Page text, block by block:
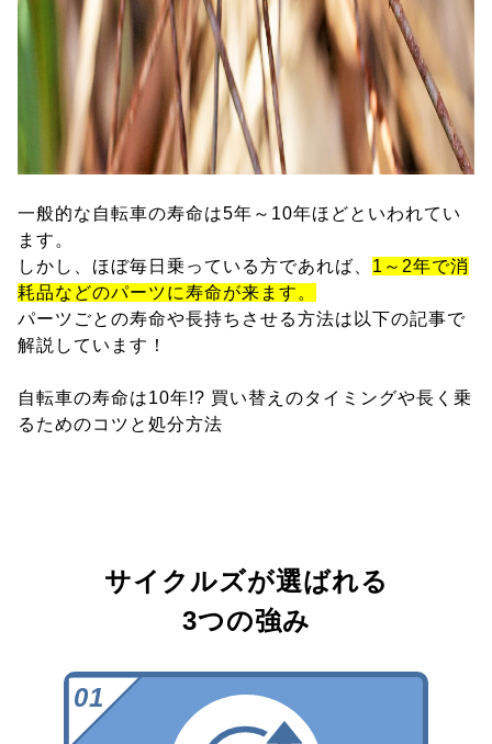
一般的な自転車の寿命は5年～10年ほどといわれてい
ます。
しかし、ほぼ毎日乗っている方であれば、 1～2年で消
耗品などのパーツに寿命が来ます。
パーツごとの寿命や長持ちさせる方法は以下の記事で
解説しています！
自転車の寿命は10年!? 買い替えのタイミングや長く乗
るためのコツと処分方法
サイクルズが選ばれる
3つの強み